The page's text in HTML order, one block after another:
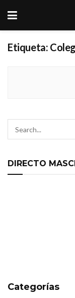
Etiqueta:
DIRECTO
Categorías